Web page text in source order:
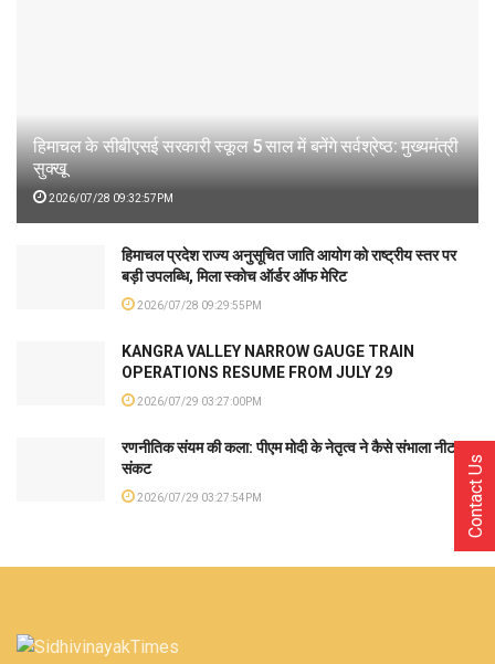
हिमाचल के सीबीएसई सरकारी स्कूल 5 साल में बनेंगे सर्वश्रेष्ठ: मुख्यमंत्री
सुक्खू
2026/07/28 09:32:57PM
हिमाचल प्रदेश राज्य अनुसूचित जाति आयोग को राष्ट्रीय स्तर पर
बड़ी उपलब्धि, मिला स्कोच ऑर्डर ऑफ मेरिट
2026/07/28 09:29:55PM
KANGRA VALLEY NARROW GAUGE TRAIN
OPERATIONS RESUME FROM JULY 29
2026/07/29 03:27:00PM
रणनीतिक संयम की कला: पीएम मोदी के नेतृत्व ने कैसे संभाला नीट
संकट
2026/07/29 03:27:54PM Contact Us